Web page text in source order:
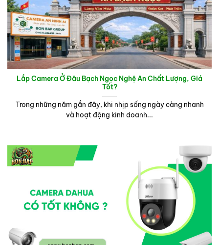
Lắp Camera Ở Đâu Bạch Ngọc Nghệ An Chất Lượng, Giá
Tốt?
Trong những năm gần đây, khi nhịp sống ngày càng nhanh
và hoạt động kinh doanh...